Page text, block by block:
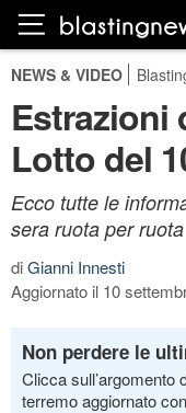
NEWS & VIDEO
Estrazioni
Lotto del
Ecco tutte le
sera ruota per ruota
diGianni Innesti
Aggiornato il 10
Non perdere le
Clicca sull’argomento
terremo aggiornato